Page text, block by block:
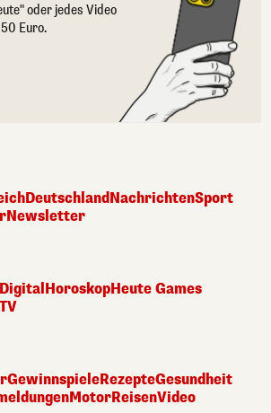
oder jedes Video
Euro.
DeutschlandNachrichtenSport
Newsletter
Digital HoroskopHeute Games
GewinnspieleRezepteGesundheit
MotorReisenVideo